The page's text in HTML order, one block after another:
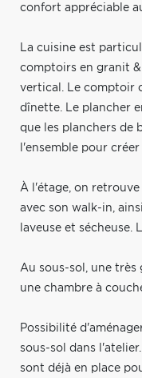
confort appréciable
La cuisine est
comptoirs en granit
vertical. Le comptoir
dînette. Le plancher
que les planchers de
l'ensemble pour
À l'étage, on retrouve
avec son walk-in,
laveuse et sécheuse.
Au sous-sol, une très
une chambre à
Possibilité
sous-sol dans
sont déjà en place